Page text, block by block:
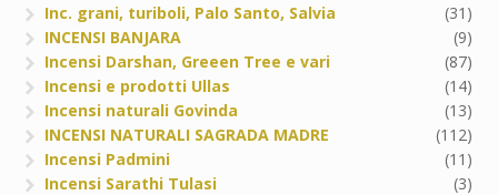
Inc. grani, turiboli, Palo Santo, Salvia
(31)
INCENSI BANJARA
(9)
Incensi Darshan, Greeen Tree e vari
(87)
Incensi e prodotti Ullas
(14)
Incensi naturali Govinda
(13)
INCENSI NATURALI SAGRADA MADRE
(112)
Incensi Padmini
(11)
Incensi Sarathi Tulasi
(3)